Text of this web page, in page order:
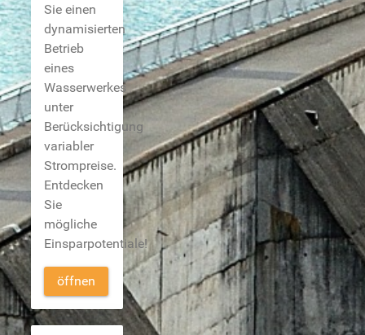
Sie einen
dynamisierten
Betrieb
eines
Wasserwerkes
unter
Berücksichtigung
variabler
Strompreise.
Entdecken
Sie
mögliche
Einsparpotentiale!
öffnen